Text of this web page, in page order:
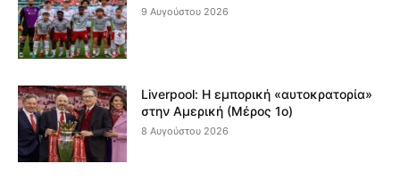
9 Αυγούστου 2026
Liverpool: Η εμπορική «αυτοκρατορία»
στην Αμερική (Μέρος 1ο)
8 Αυγούστου 2026